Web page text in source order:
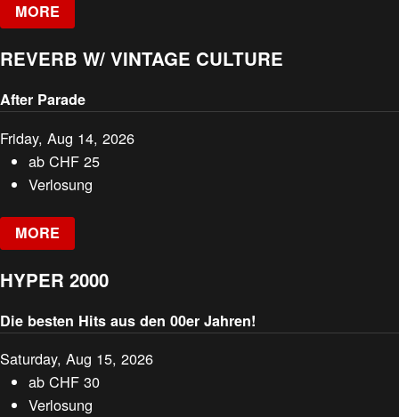
MORE
REVERB W/ VINTAGE CULTURE
After Parade
Friday, Aug 14, 2026
abCHF 25
Verlosung
MORE
HYPER 2000
Die besten Hits aus den 00er Jahren!
Saturday, Aug 15, 2026
abCHF 30
Verlosung